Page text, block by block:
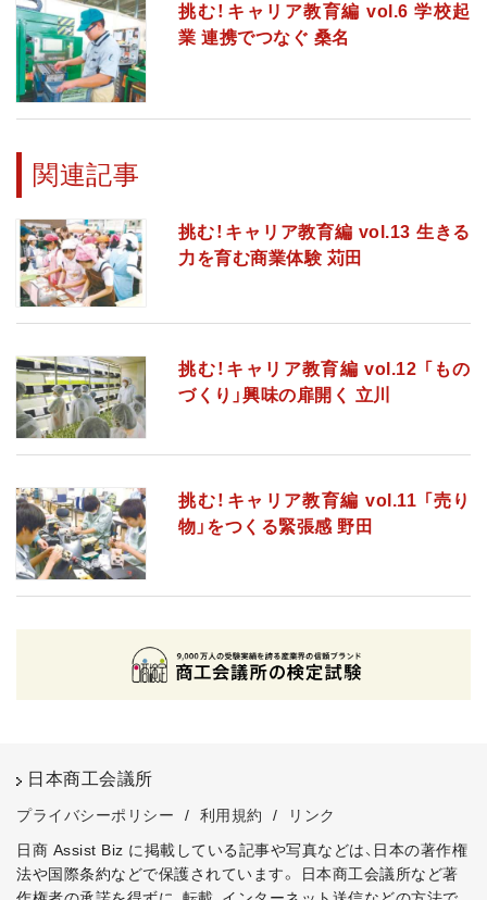
挑む！キャリア教育編 vol.6 学校起
業 連携でつなぐ 桑名
関連記事
挑む！キャリア教育編 vol.13 生きる
力を育む商業体験 苅田
挑む！キャリア教育編 vol.12 「もの
づくり」興味の扉開く 立川
挑む！キャリア教育編 vol.11 「売り
物」をつくる緊張感 野田
日本商工会議所
プライバシーポリシー / 利用規約 /
リンク
日商 Assist Biz に掲載している記事や写真などは、日本の著作権
法や国際条約などで保護されています。
日本商工会議所など著